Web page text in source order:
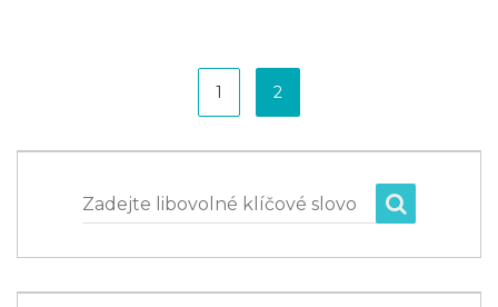
1 2
Zadejte libovolné klíčové slovo